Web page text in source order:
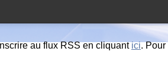
au flux RSS en cliquantici. Pour